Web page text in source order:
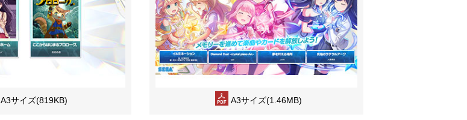
A3サイズ(819KB) A3サイズ(1.46MB)